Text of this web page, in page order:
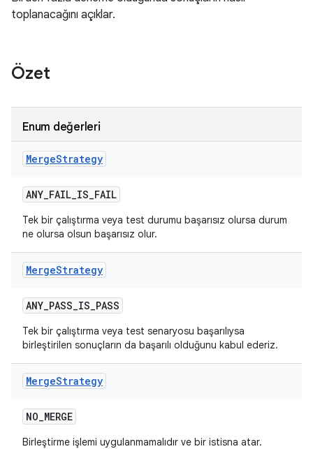
toplanacağını açıklar.
Özet
Enum değerleri
MergeStrategy
ANY_FAIL_IS_FAIL
Tek bir çalıştırma veya test durumu başarısız olursa durum
ne olursa olsun başarısız olur.
MergeStrategy
ANY_PASS_IS_PASS
Tek bir çalıştırma veya test senaryosu başarılıysa
birleştirilen sonuçların da başarılı olduğunu kabul ederiz.
MergeStrategy
NO_MERGE
Birleştirme işlemi uygulanmamalıdır ve bir istisna atar.